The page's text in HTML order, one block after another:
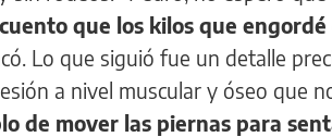
que los kilos que
Lo que siguió fue un detalle
a nivel muscular y óseo que
de mover las piernas para